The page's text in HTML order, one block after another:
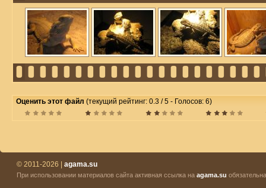
Оценить этот файл (текущий рейтинг: 0.3 / 5 - Голосов: 6)
© 2011-2026 | agama.su
При использовании материалов сайта активная ссылка на agama.su